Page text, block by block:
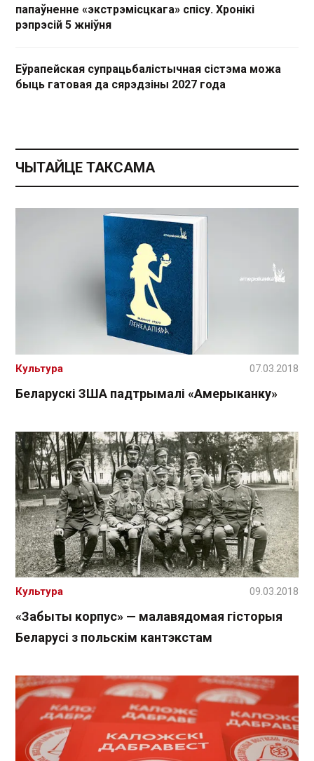
папаўненне «экстрэмісцкага» спісу. Хронікі
рэпрэсій 5 жніўня
Еўрапейская супрацьбалістычная сістэма можа
быць гатовая да сярэдзіны 2027 года
ЧЫТАЙЦЕ ТАКСАМА
Беларускі ЗША падтрымалі «Амерыканку»
Культура 07.03.2018
«Забыты корпус» — малавядомая гісторыя
Беларусі з польскім кантэкстам
Культура 09.03.2018